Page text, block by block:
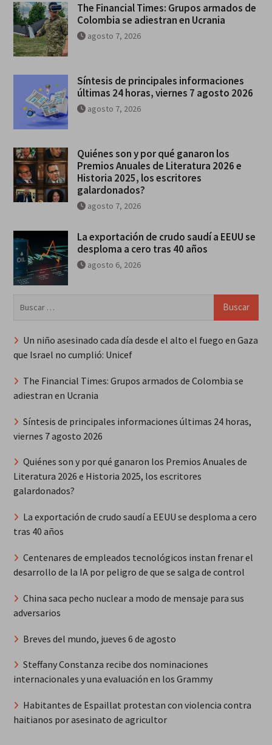
The Financial Times: Grupos armados de
Colombia se adiestran en Ucrania
agosto 7, 2026
Síntesis de principales informaciones
últimas 24 horas, viernes 7 agosto 2026
agosto 7, 2026
Quiénes son y por qué ganaron los
Premios Anuales de Literatura 2026 e
Historia 2025, los escritores
galardonados?
agosto 7, 2026
La exportación de crudo saudí a EEUU se
desploma a cero tras 40 años
agosto 6, 2026
Un niño asesinado cada día desde el alto el fuego en Gaza
que Israel no cumplió: Unicef
The Financial Times: Grupos armados de Colombia se
adiestran en Ucrania
Síntesis de principales informaciones últimas 24 horas,
viernes 7 agosto 2026
Quiénes son y por qué ganaron los Premios Anuales de
Literatura 2026 e Historia 2025, los escritores
galardonados?
La exportación de crudo saudí a EEUU se desploma a cero
tras 40 años
Centenares de empleados tecnológicos instan frenar el
desarrollo de la IA por peligro de que se salga de control
China saca pecho nuclear a modo de mensaje para sus
adversarios
Breves del mundo, jueves 6 de agosto
Steffany Constanza recibe dos nominaciones
internacionales y una evaluación en los Grammy
Habitantes de Espaillat protestan con violencia contra
haitianos por asesinato de agricultor